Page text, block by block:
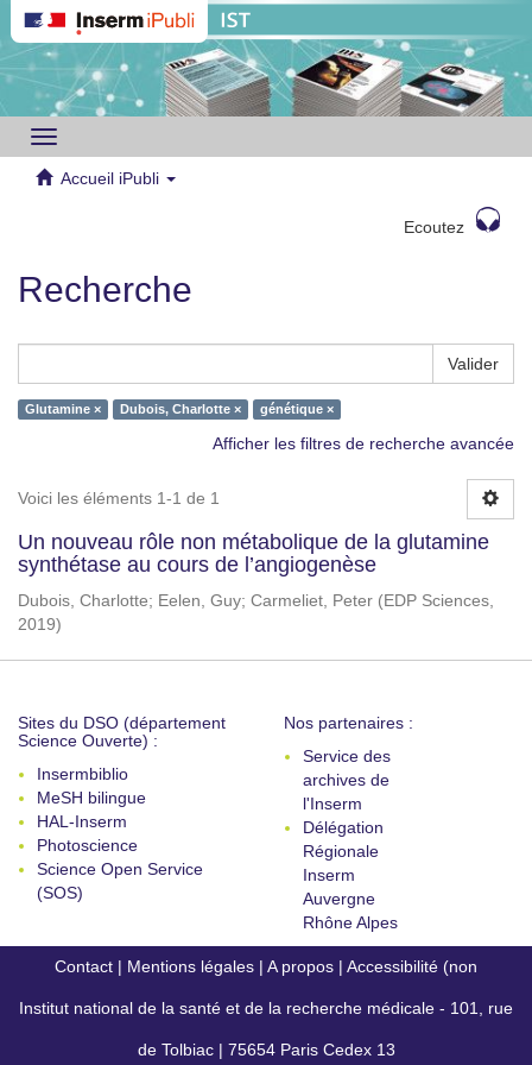
Toggle
navigation
Accueil iPubli
Ecoutez
Recherche
Valider
Glutamine × Dubois, Charlotte × génétique ×
Afficher les filtres de recherche avancée
Voici les éléments 1-1 de 1
Un nouveau rôle non métabolique de la glutamine
synthétase au cours de l’angiogenèse
Dubois, Charlotte; Eelen, Guy; Carmeliet, Peter (EDP Sciences,
2019)
Sites du DSO (département
Science Ouverte) :
Insermbiblio
MeSH bilingue
HAL-Inserm
Photoscience
Science Open Service
(SOS)
Nos partenaires :
Service des
archives de
l'Inserm
Délégation
Régionale
Inserm
Auvergne
Rhône Alpes
Contact | Mentions légales | A propos | Accessibilité (non
conforme)
Institut national de la santé et de la recherche médicale - 101, rue
de Tolbiac | 75654 Paris Cedex 13